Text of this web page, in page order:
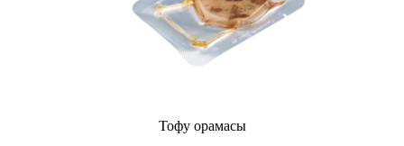
Тофу орамасы